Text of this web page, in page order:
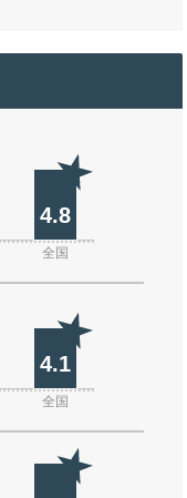
4.8
全国
4.1
全国